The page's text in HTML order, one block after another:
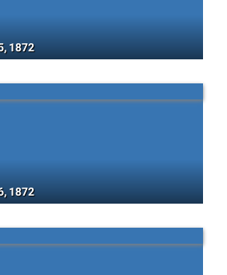
1872
1872